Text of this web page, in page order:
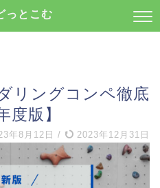
っとこむ
リングコンペ徹底
度版】
年8月12日 / 2023年12月31日